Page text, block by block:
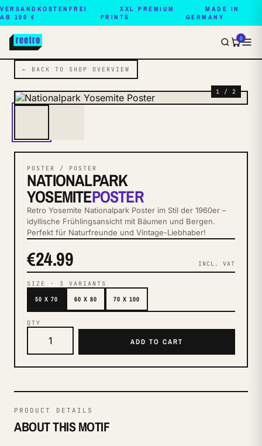
VERSANDKOSTENFREI
AB 100 €
XXL PREMIUM
PRINTS
MADE IN
GERMANY
0
← BACK TO SHOP OVERVIEW
1 / 2
POSTER / POSTER
NATIONALPARK
YOSEMITEPOSTER
Retro Yosemite Nationalpark Poster im Stil der 1960er –
idyllische Frühlingsansicht mit Bäumen und Bergen.
Perfekt für Naturfreunde und Vintage-Liebhaber!
€24.99 INCL. VAT
SIZE · 3 VARIANTS
50 X 70 60 X 80 70 X 100
QTY
ADD TO CART
PRODUCT DETAILS
ABOUT THIS MOTIF